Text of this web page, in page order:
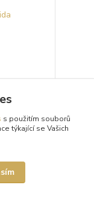
sed,
Skladem 4 ks
s použitím souborů
týkající se Vašich